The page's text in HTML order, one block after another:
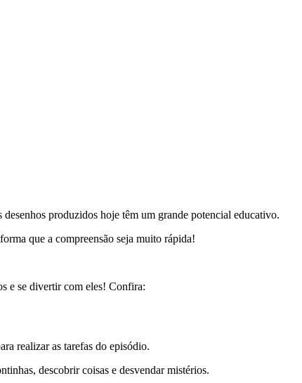
produzidos hoje têm um grande potencial educativo.
que a compreensão seja muito rápida!
e se divertir com eles! Confira:
realizar as tarefas do episódio.
descobrir coisas e desvendar mistérios.